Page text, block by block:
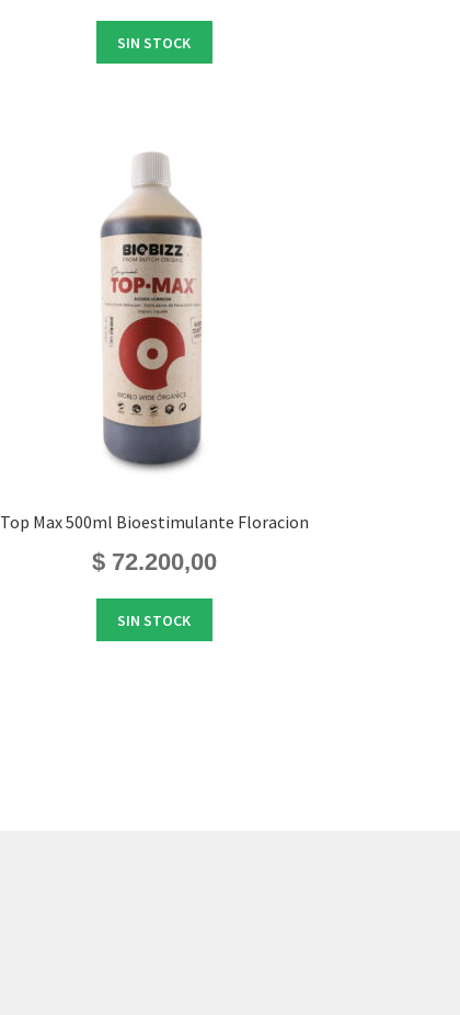
SIN STOCK
Top Max 500ml Bioestimulante Floracion
$72.200,00
SIN STOCK